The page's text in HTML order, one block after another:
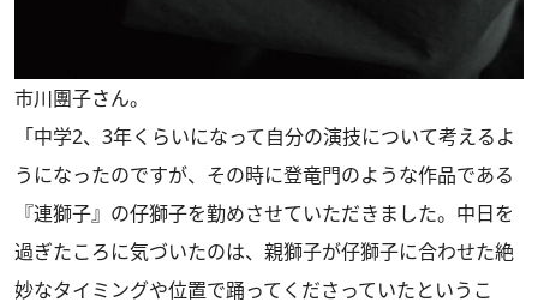
市川團子さん。
「中学2、3年くらいになって自分の演技について考えるよ
うになったのですが、その時に登竜門のような作品である
『連獅子』の仔獅子を勤めさせていただきました。中日を
過ぎたころに気づいたのは、親獅子が仔獅子に合わせた絶
妙なタイミングや位置で踊ってくださっていたというこ